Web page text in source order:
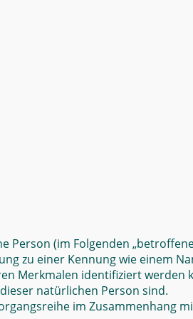
(im Folgenden
zu einer Kennung wie einem
Merkmalen identifiziert werden
natürlichen Person sind.
im Zusammenhang